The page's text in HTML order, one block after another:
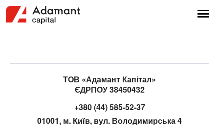
ТОВ «Адамант Капітал»
ЄДРПОУ 38450432
+380 (44) 585-52-37
01001, м. Київ, вул. Володимирська 4